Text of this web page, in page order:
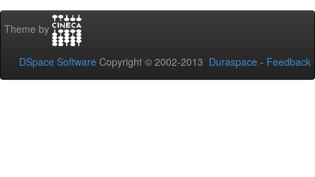
Theme by
DSpace Software Copyright © 2002-2013 Duraspace - Feedback